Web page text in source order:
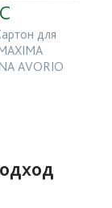
для
AVORIO